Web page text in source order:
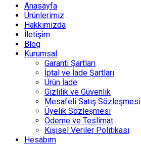
Anasayfa
Ürünlerimiz
Hakkımızda
İletişim
Blog
Kurumsal
Garanti Şartları
İptal ve İade Şartları
Ürün İade
Gizlilik ve Güvenlik
Mesafeli Satış Sözleşmesi
Üyelik Sözleşmesi
Ödeme ve Teslimat
Kişisel Veriler Politikası
Hesabım